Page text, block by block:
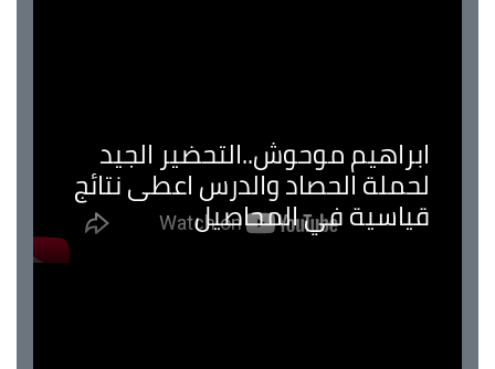
ابراهيم موحوش..التحضير الجيد
لحملة الحصاد والدرس اعطى نتائج
قياسية في المحاصيل